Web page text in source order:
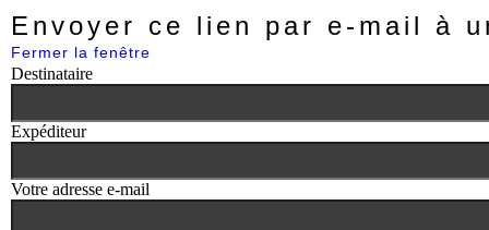
Envoyer ce lien par e-mail à
Fermer la fenêtre
Destinataire
Expéditeur
Votre adresse e-mail